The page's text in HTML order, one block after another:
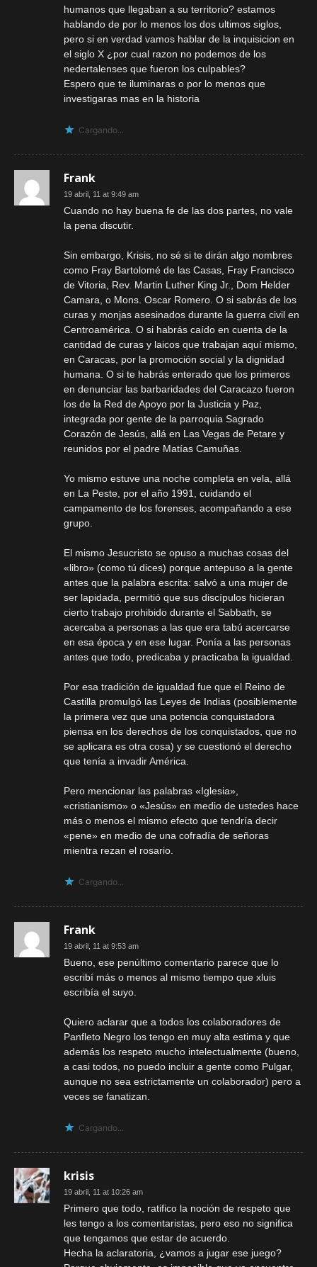
humanos que llegaban a su territorio? estamos
hablando de por lo menos los dos ultimos siglos,
pero si en verdad vamos hablar de la inquisicion en
el siglo X ¿por cual razon no podemos de los
nedertalenses que fueron los culpables?
Espero que te iluminaras o por lo menos que
investigaras mas en la historia
Cargando...
Frank
19 abril, 11 at 9:49 am
Cuando no hay buena fe de las dos partes, no vale
la pena discutir.
Sin embargo, Krisis, no sé si te dirán algo nombres
como Fray Bartolomé de las Casas, Fray Francisco
de Vitoria, Rev. Martin Luther King Jr., Dom Helder
Camara, o Mons. Oscar Romero. O si sabrás de los
curas y monjas asesinados durante la guerra civil en
Centroamérica. O si habrás caído en cuenta de la
cantidad de curas y laicos que trabajan aquí mismo,
en Caracas, por la promoción social y la dignidad
humana. O si te habrás enterado que los primeros
en denunciar las barbaridades del Caracazo fueron
los de la Red de Apoyo por la Justicia y Paz,
integrada por gente de la parroquia Sagrado
Corazón de Jesús, allá en Las Vegas de Petare y
reunidos por el padre Matías Camuñas.
Yo mismo estuve una noche completa en vela, allá
en La Peste, por el año 1991, cuidando el
campamento de los forenses, acompañando a ese
grupo.
El mismo Jesucristo se opuso a muchas cosas del
«libro» (como tú dices) porque antepuso a la gente
antes que la palabra escrita: salvó a una mujer de
ser lapidada, permitió que sus discípulos hicieran
cierto trabajo prohibido durante el Sabbath, se
acercaba a personas a las que era tabú acercarse
en esa época y en ese lugar. Ponía a las personas
antes que todo, predicaba y practicaba la igualdad.
Por esa tradición de igualdad fue que el Reino de
Castilla promulgó las Leyes de Indias (posiblemente
la primera vez que una potencia conquistadora
piensa en los derechos de los conquistados, que no
se aplicara es otra cosa) y se cuestionó el derecho
que tenía a invadir América.
Pero mencionar las palabras «Iglesia»,
«cristianismo» o «Jesús» en medio de ustedes hace
más o menos el mismo efecto que tendría decir
«pene» en medio de una cofradía de señoras
mientra rezan el rosario.
Cargando...
Frank
19 abril, 11 at 9:53 am
Bueno, ese penúltimo comentario parece que lo
escribí más o menos al mismo tiempo que xluis
escribía el suyo.
Quiero aclarar que a todos los colaboradores de
Panfleto Negro los tengo en muy alta estima y que
además los respeto mucho intelectualmente (bueno,
a casi todos, no puedo incluir a gente como Pulgar,
aunque no sea estrictamente un colaborador) pero a
veces se fanatizan.
Cargando...
krisis
19 abril, 11 at 10:26 am
Primero que todo, ratifico la noción de respeto que
les tengo a los comentaristas, pero eso no significa
que tengamos que estar de acuerdo.
Hecha la aclaratoria, ¿vamos a jugar ese juego?